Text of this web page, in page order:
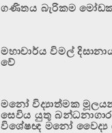
ගණිතය බැරිකම
මහාචාර්ය විමල්
වේ
මනෝ විද්‍යාත්මක
සෙවිය යුතු බන්ධනාගාර
විශේෂඥ මනෝ වෛද්‍ය